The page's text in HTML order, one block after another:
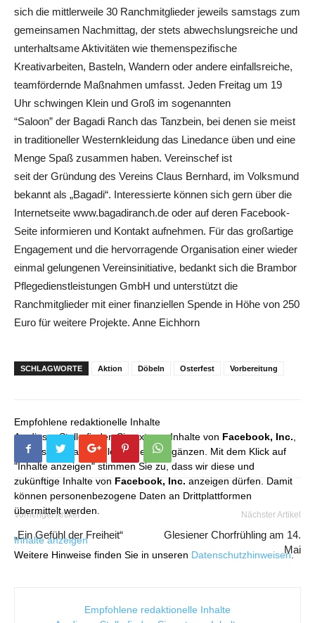
sich die mittlerweile 30 Ranchmitglieder jeweils samstags zum
gemeinsamen Nachmittag, der stets abwechslungsreiche und
unterhaltsame Aktivitäten wie themenspezifische
Kreativarbeiten, Basteln, Wandern oder andere einfallsreiche,
teamfördernde Maßnahmen umfasst. Jeden Freitag um 19
Uhr schwingen Klein und Groß im sogenannten
“Saloon” der Bagadi Ranch das Tanzbein, bei denen sie meist
in traditioneller Westernkleidung das Linedance üben und eine
Menge Spaß zusammen haben. Vereinschef ist
seit der Gründung des Vereins Claus Bernhard, im Volksmund
bekannt als „Bagadi“. Interessierte können sich gern über die
Internetseite www.bagadiranch.de oder auf deren Facebook-
Seite informieren und Kontakt aufnehmen. Für das großartige
Engagement und die hervorragende Organisation einer wieder
einmal gelungenen Vereinsinitiative, bedankt sich die Brambor
Pflegedienstleistungen GmbH und unterstützt die
Ranchmitglieder mit einer finanziellen Spende in Höhe von 250
Euro für weitere Projekte. Anne Eichhorn
SCHLAGWORTE Aktion Döbeln Osterfest Vorbereitung
Empfohlene redaktionelle Inhalte
An dieser Stelle finden Sie externe Inhalte von Facebook, Inc.
die unser redaktionelles Angebot ergänzen. Mit dem Klick auf
"Inhalte anzeigen" stimmen Sie zu, dass wir diese und
zukünftige Inhalte von Facebook, Inc. anzeigen dürfen. Damit
können personenbezogene Daten an Drittplattformen
übermittelt werden.
Inhalte anzeigen
Weitere Hinweise finden Sie in unseren Datenschutzhinweisen.
Vorheriger Artikel
„Ein Gefühl der Freiheit“
Nächster Artikel
Glesiener Chorfrühling am 14.
Mai
Empfohlene redaktionelle Inhalte